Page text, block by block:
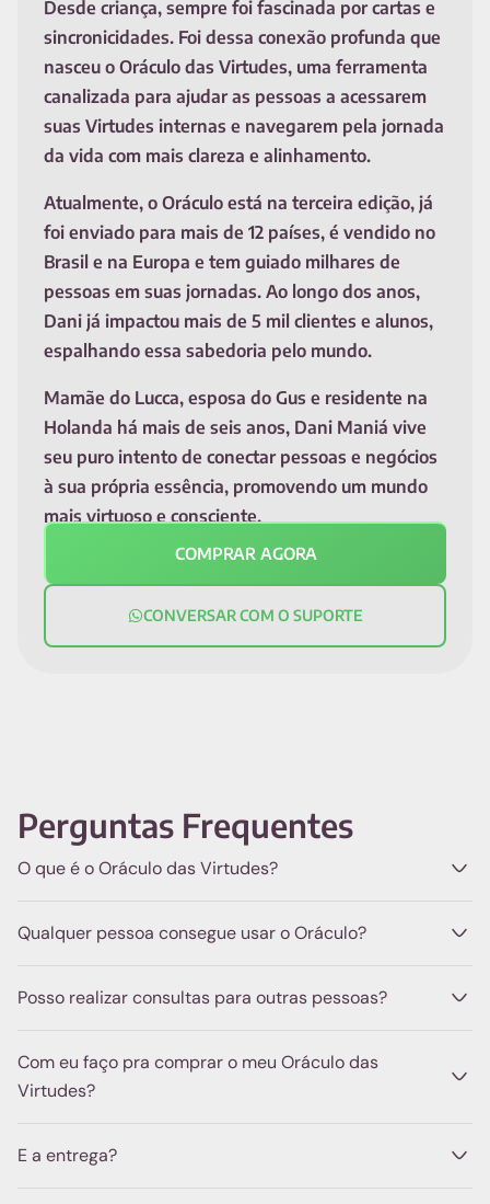
Desde criança, sempre foi fascinada por cartas e
sincronicidades. Foi dessa conexão profunda que
nasceu o Oráculo das Virtudes, uma ferramenta
canalizada para ajudar as pessoas a acessarem
suas Virtudes internas e navegarem pela jornada
da vida com mais clareza e alinhamento.
Atualmente, o Oráculo está na terceira edição, já
foi enviado para mais de 12 países, é vendido no
Brasil e na Europa e tem guiado milhares de
pessoas em suas jornadas. Ao longo dos anos,
Dani já impactou mais de 5 mil clientes e alunos,
espalhando essa sabedoria pelo mundo.
Mamãe do Lucca, esposa do Gus e residente na
Holanda há mais de seis anos, Dani Maniá vive
seu puro intento de conectar pessoas e negócios
à sua própria essência, promovendo um mundo
mais virtuoso e consciente.
COMPRAR AGORA
CONVERSAR COM O SUPORTE
Perguntas Frequentes
O que é o Oráculo das Virtudes?
Qualquer pessoa consegue usar o Oráculo?
Posso realizar consultas para outras pessoas?
Com eu faço pra comprar o meu Oráculo das
Virtudes?
E a entrega?